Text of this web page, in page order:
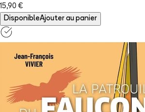
15,90 €
DisponibleAjouter au panier